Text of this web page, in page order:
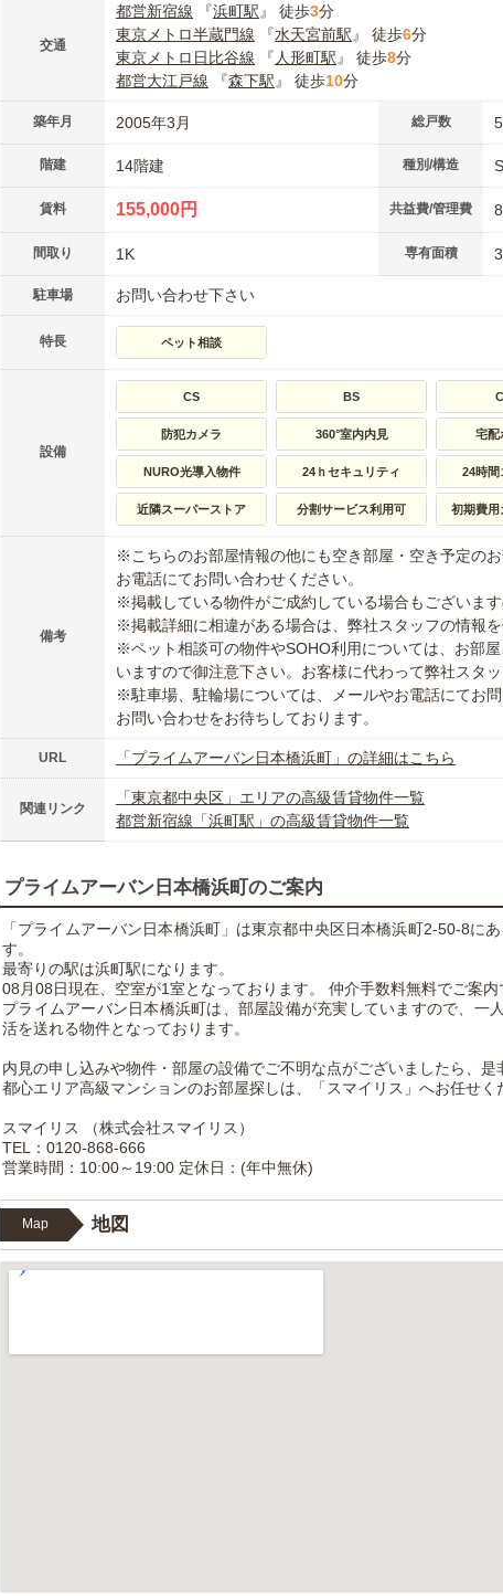
交通
都営新宿線 『浜町駅 』 徒歩3分
東京メトロ半蔵門線 『水天宮前駅 』 徒歩6分
東京メトロ日比谷線 『 人形町駅 』 徒歩8分
都営大江戸線 『森下駅 』 徒歩10分
築年月 2005年3月 総戸数
階建 14階建 種別/構造
賃料 155,000円 共益費/管理費
間取り 1K 専有面積
駐車場 お問い合わせ下さい
特長 ペット相談
設備
CS BS
防犯カメラ 360°室内内見 宅配
NURO光導入物件 24ｈセキュリティ 24時間
近隣スーパーストア 分割サービス利用可 初期費用
備考
※こちらのお部屋情報の他にも空き部屋・空き予定の
お電話にてお問い合わせください。
※掲載している物件がご成約している場合もございます
※掲載詳細に相違がある場合は、弊社スタッフの情報を
※ペット相談可の物件やSOHO利用については、お部
いますので御注意下さい。お客様に代わって弊社スタ
※駐車場、駐輪場については、メールやお電話にてお
お問い合わせをお待ちしております。
URL 「プライムアーバン日本橋浜町」の詳細はこちら
関連リンク
「東京都中央区」エリアの高級賃貸物件一覧
都営新宿線「浜町駅」の高級賃貸物件一覧
プライムアーバン日本橋浜町のご案内
「プライムアーバン日本橋浜町」は東京都中央区日本橋浜町2-50-8に
す。
最寄りの駅は浜町駅になります。
08月08日現在、空室が1室となっております。 仲介手数料無料でご案内
プライムアーバン日本橋浜町は、部屋設備が充実していますので、一
活を送れる物件となっております。
内見の申し込みや物件・部屋の設備でご不明な点がございましたら、是
都心エリア高級マンションのお部屋探しは、「スマイリス」へお任せく
スマイリス （株式会社スマイリス）
TEL：0120-868-666
営業時間：10:00～19:00 定休日：(年中無休)
Map 地図